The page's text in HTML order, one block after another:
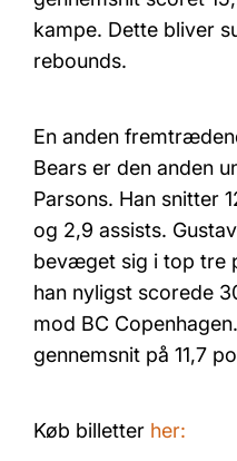
kampe. Dette bliver
rebounds.
En anden
Bears er den anden
Parsons. Han snitter
og 2,9 assists.
bevæget sig i top tre
han nyligst scorede
mod BC
gennemsnit på 11,7
Køb billetter her: